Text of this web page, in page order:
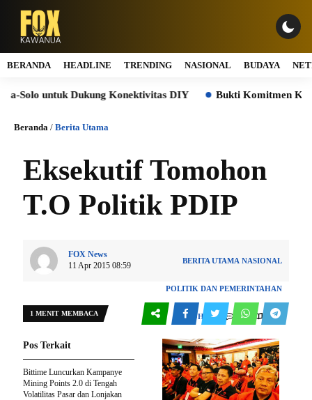
BERANDA HEADLINE TRENDING NASIONAL BUDAYA
untuk Dukung Konektivitas DIY Bukti Komitmen
Beranda / Berita Utama
Eksekutif Tomohon
T.O Politik PDIP
FOX News
11 Apr 2015 08:59
BERITA UTAMA NASIONAL
POLITIK DAN PEMERINTAHAN
TOMOHON 0 120
1 MENIT MEMBACA
Pos Terkait
Bittime Luncurkan Kampanye
Mining Points 2.0 di Tengah
Volatilitas Pasar dan Lonjakan